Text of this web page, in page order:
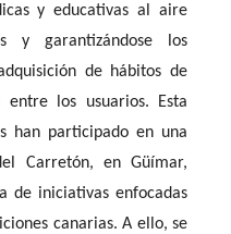
y educativas al aire
y garantizándose los
de hábitos de
entre los usuarios. Esta
han participado en una
Carretón, en Güímar,
de iniciativas enfocadas
canarias. A ello, se